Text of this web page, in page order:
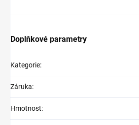
Doplňkové parametry
Kategorie:
Záruka:
Hmotnost: